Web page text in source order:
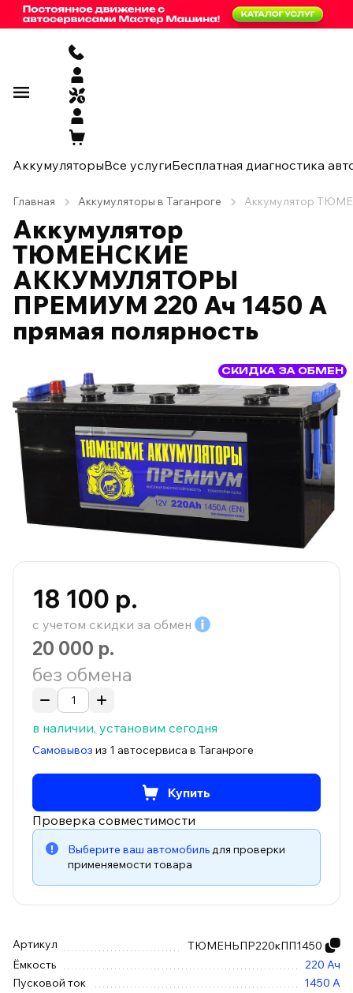
АккумуляторыВсе услугиБесплатная диагностика
Главная Аккумуляторы в Таганроге Аккумулятор
Аккумулятор
ТЮМЕНСКИЕ
АККУМУЛЯТОРЫ
ПРЕМИУМ 220 Ач 1450 А
прямая полярность
СКИДКА ЗА ОБМЕН
Артикул
ТЮМЕНЬПР220кПП1450
Ёмкость
220 Ач
Пусковой ток
1450 А
18 100 р.
с учетом скидки за обмен
20 000 р.
без обмена
в наличии, установим сегодня
Самовывоз из 1 автосервиса в Таганроге
Купить
Проверка совместимости
Выберите ваш автомобильдля проверки
применяемости товара